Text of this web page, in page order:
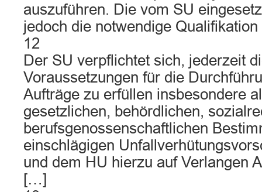
auszuführen. Die vom SU
jedoch die notwendige Qualifikation
12
Der SU verpflichtet sich, jederzeit
Voraussetzungen für die
Aufträge zu erfüllen insbesondere
gesetzlichen, behördlichen,
berufsgenossenschaftlichen
einschlägigen
und dem HU hierzu auf Verlangen
[…]